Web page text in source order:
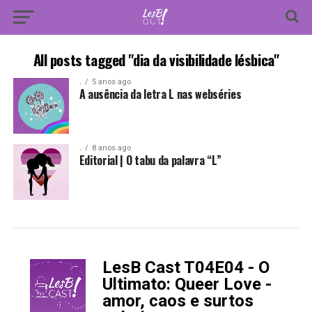
All posts tagged "dia da visibilidade lésbica"
. 5 anos ago
A ausência da letra L nas webséries
. 8 anos ago
Editorial | O tabu da palavra “L”
LesB Cast T04E04 - O
Ultimato: Queer Love -
amor, caos e surtos
-